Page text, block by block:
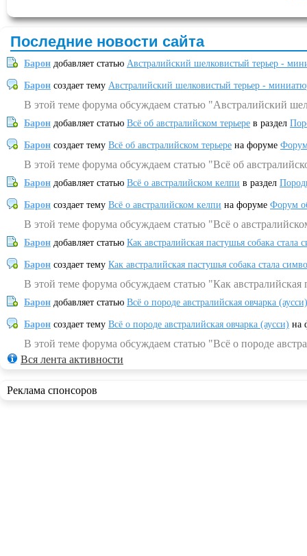
Последние новости сайта
Барон добавляет статью Австралийский шелковистый терьер -
Барон создает тему Австралийский шелковистый терьер -
В этой теме форума обсуждаем статью "Австралийский
Барон добавляет статью Всё об австралийском терьере в раздел
Барон создает тему Всё об австралийском терьере на форуме
В этой теме форума обсуждаем статью "Всё об
Барон добавляет статью Всё о австралийском келпи в раздел
Барон создает тему Всё о австралийском келпи на форуме Форум
В этой теме форума обсуждаем статью "Всё о
Барон добавляет статью Как австралийская пастушья собака
Барон создает тему Как австралийская пастушья собака стала
В этой теме форума обсуждаем статью "Как
Барон добавляет статью Всё о породе австралийская овчарка (аусси)
Барон создает тему Всё о породе австралийская овчарка (аусси) на
В этой теме форума обсуждаем статью "Всё о породе
Вся лента активности
Реклама спонсоров